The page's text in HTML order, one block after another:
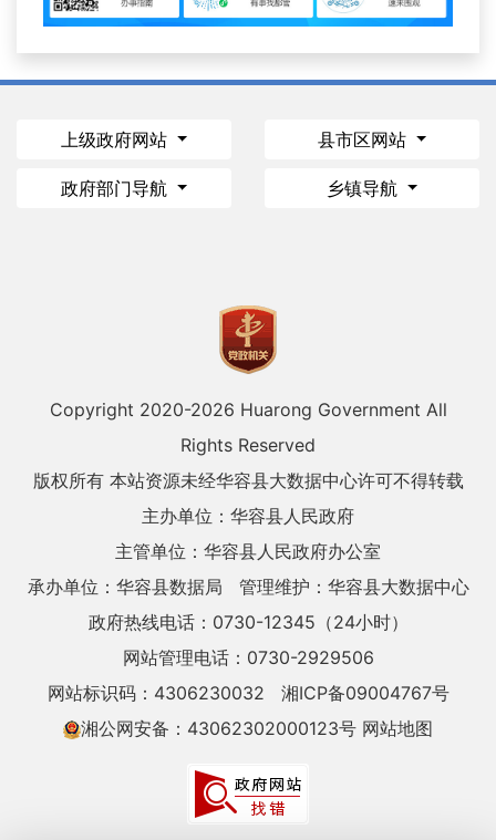
上级政府网站 县市区网站
政府部门导航 乡镇导航
Copyright 2020-2026 Huarong Government All
Rights Reserved
版权所有 本站资源未经华容县大数据中心许可不得转载
主办单位：华容县人民政府
主管单位：华容县人民政府办公室
承办单位：华容县数据局
管理维护：华容县大数据中心
政府热线电话：0730-12345（24小时）
网站管理电话：0730-2929506
网站标识码：4306230032
湘ICP备09004767号
湘公网安备：43062302000123号 网站地图